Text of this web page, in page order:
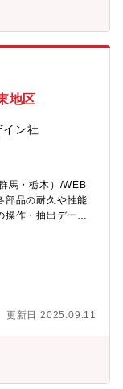
地区
ン社
馬・栃木）/WEB
部品の耐久や性能
操作・抽出データ
更新日 2025.09.11